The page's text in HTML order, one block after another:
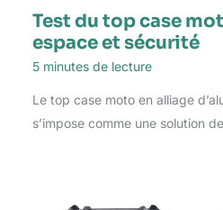
Test du top case
espace et sécurité
5 minutes de lecture
Le top case moto en alliage
s’impose comme une solution